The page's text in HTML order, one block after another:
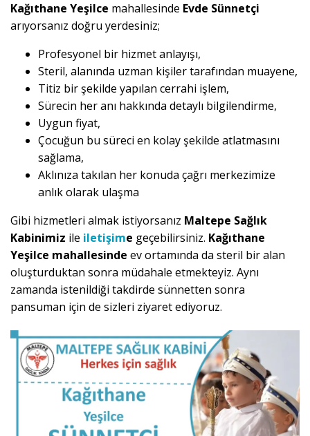
Kağıthane Yeşilce mahallesinde Evde Sünnetçi
arıyorsanız doğru yerdesiniz;
Profesyonel bir hizmet anlayışı,
Steril, alanında uzman kişiler tarafından muayene,
Titiz bir şekilde yapılan cerrahi işlem,
Sürecin her anı hakkında detaylı bilgilendirme,
Uygun fiyat,
Çocuğun bu süreci en kolay şekilde atlatmasını
sağlama,
Aklınıza takılan her konuda çağrı merkezimize
anlık olarak ulaşma
Gibi hizmetleri almak istiyorsanız Maltepe Sağlık
Kabinimiz ile iletişime geçebilirsiniz. Kağıthane
Yeşilce mahallesinde ev ortamında da steril bir alan
oluşturduktan sonra müdahale etmekteyiz. Aynı
zamanda istenildiği takdirde sünnetten sonra
pansuman için de sizleri ziyaret ediyoruz.